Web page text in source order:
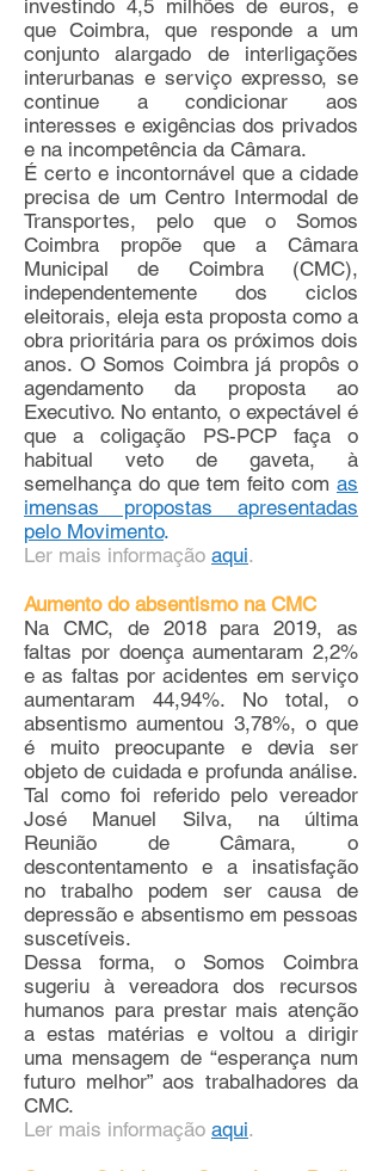
investindo 4,5 milhões de euros, e
que Coimbra, que responde a um
conjunto alargado de interligações
interurbanas e serviço expresso, se
continue a condicionar aos
interesses e exigências dos privados
e na incompetência da Câmara.
É certo e incontornável que a cidade
precisa de um Centro Intermodal de
Transportes, pelo que o Somos
Coimbra propõe que a Câmara
Municipal de Coimbra (CMC),
independentemente dos ciclos
eleitorais, eleja esta proposta como a
obra prioritária para os próximos dois
anos. O Somos Coimbra já propôs o
agendamento da proposta ao
Executivo. No entanto, o expectável é
que a coligação PS-PCP faça o
habitual veto de gaveta, à
semelhança do que tem feito com as
imensas propostas apresentadas
pelo Movimento.
Ler mais informação aqui.
Aumento do absentismo na CMC
Na CMC, de 2018 para 2019, as
faltas por doença aumentaram 2,2%
e as faltas por acidentes em serviço
aumentaram 44,94%. No total, o
absentismo aumentou 3,78%, o que
é muito preocupante e devia ser
objeto de cuidada e profunda análise.
Tal como foi referido pelo vereador
José Manuel Silva, na última
Reunião de Câmara, o
descontentamento e a insatisfação
no trabalho podem ser causa de
depressão e absentismo em pessoas
suscetíveis.
Dessa forma, o Somos Coimbra
sugeriu à vereadora dos recursos
humanos para prestar mais atenção
a estas matérias e voltou a dirigir
uma mensagem de “esperança num
futuro melhor” aos trabalhadores da
CMC.
Ler mais informação aqui.